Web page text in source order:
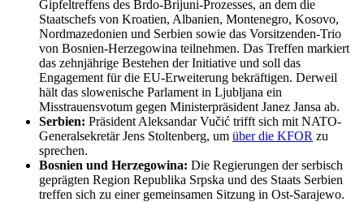
Gipfeltreffens des Brdo-Brijuni-Prozesses, an dem die
Staatschefs von Kroatien, Albanien, Montenegro, Kosovo,
Nordmazedonien und Serbien sowie das Vorsitzenden-Trio
von Bosnien-Herzegowina teilnehmen. Das Treffen markiert
das zehnjährige Bestehen der Initiative und soll das
Engagement für die EU-Erweiterung bekräftigen. Derweil
hält das slowenische Parlament in Ljubljana ein
Misstrauensvotum gegen Ministerpräsident Janez Jansa ab.
Serbien: Präsident Aleksandar Vučić trifft sich mit NATO-
Generalsekretär Jens Stoltenberg, um über die KFOR zu
sprechen.
Bosnien und Herzegowina: Die Regierungen der serbisch
geprägten Region Republika Srpska und des Staats Serbien
treffen sich zu einer gemeinsamen Sitzung in Ost-Sarajewo.